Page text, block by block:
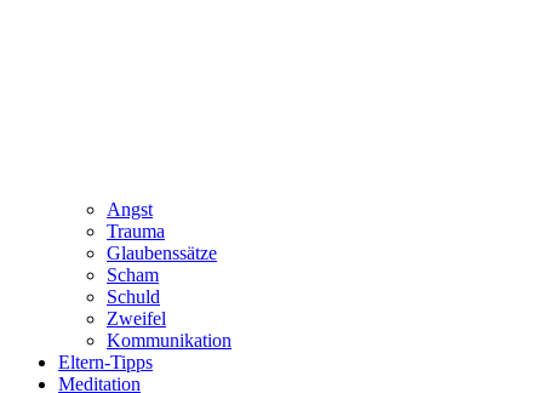
Angst
Trauma
Glaubenssätze
Scham
Schuld
Zweifel
Kommunikation
Eltern-Tipps
Meditation